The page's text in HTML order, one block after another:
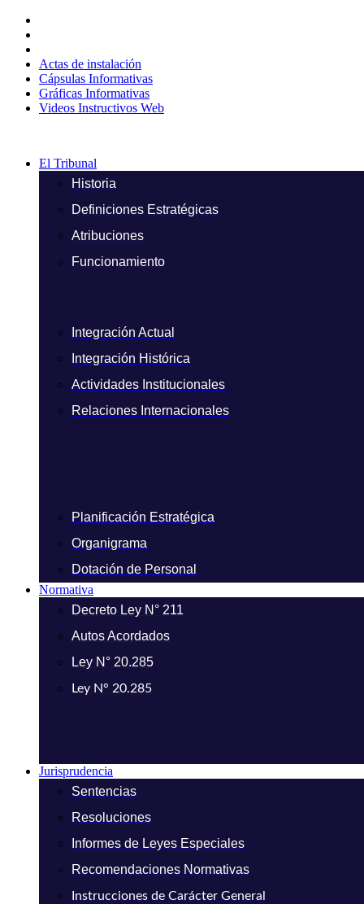
contenido
Actas de instalación
Cápsulas Informativas
Gráficas Informativas
Videos Instructivos Web
El Tribunal
Historia
Definiciones Estratégicas
Atribuciones
Funcionamiento
Integración Actual
Integración Histórica
Actividades Institucionales
Relaciones Internacionales
Planificación Estratégica
Organigrama
Dotación de Personal
Normativa
Decreto Ley N° 211
Autos Acordados
Ley N° 20.285
Ley N° 20.285
Jurisprudencia
Sentencias
Resoluciones
Informes de Leyes Especiales
Recomendaciones Normativas
Instrucciones de Carácter General